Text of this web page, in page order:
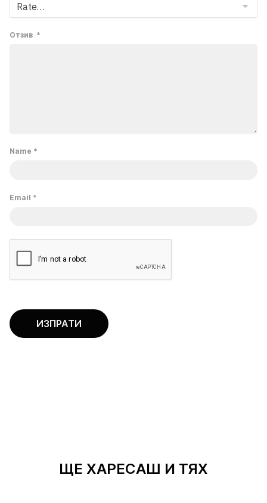
Отзив *
Name *
Email *
ЩЕ ХАРЕСАШ И ТЯХ